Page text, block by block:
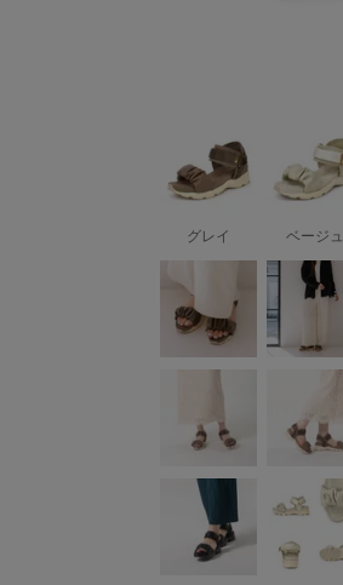
グレイ ベージュ